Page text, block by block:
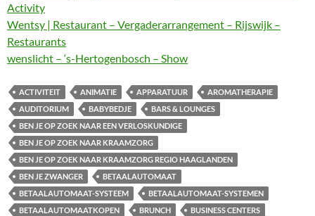
Activity
Wentsy | Restaurant – Vergaderarrangement – Rijswijk –
Restaurants
wenslicht – ‘s-Hertogenbosch – Show
ACTIVITEIT ANIMATIE APPARATUUR
AROMATHERAPIE
AUDITORIUM
BABYBEDJE
BARS & LOUNGES
BEN JE OP ZOEK NAAR EEN VERLOSKUNDIGE
BEN JE OP ZOEK NAAR KRAAMZORG
BEN JE OP ZOEK NAAR KRAAMZORG REGIO HAAGLANDEN
BEN JE ZWANGER
BETAALAUTOMAAT
BETAALAUTOMAAT-SYSTEEM
BETAALAUTOMAAT-SYSTEMEN
BETAALAUTOMAATKOPEN
BRUNCH
BUSINESS CENTERS